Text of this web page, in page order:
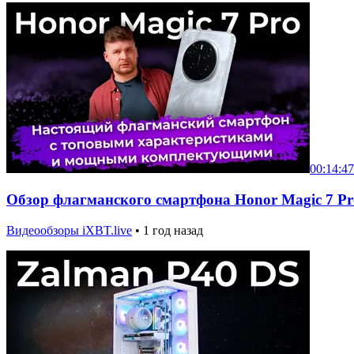
00:14:47
Обзор флагманского смартфона Honor Magic 7
Видеообзоры iXBT.live • 1 год назад